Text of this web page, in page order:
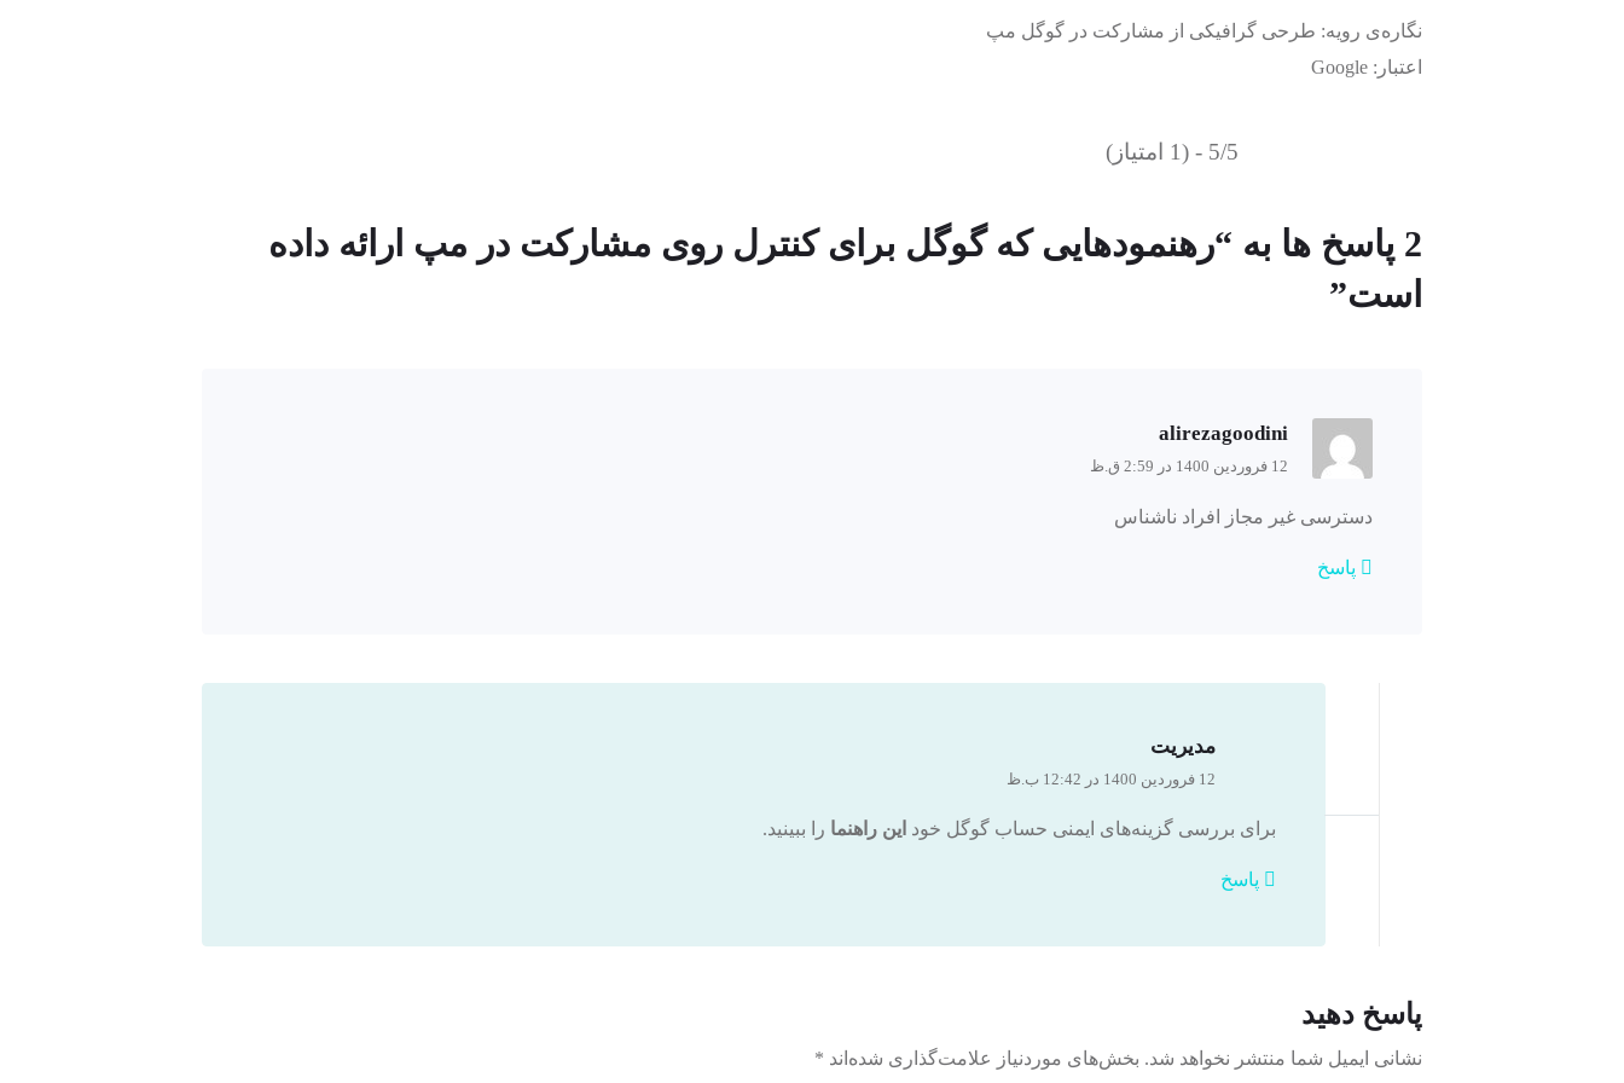
نگاره‌ی رویه: طرحی گرافیکی از مشارکت در گوگل مپ
اعتبار: Google
5/5 - (1 امتیاز)
2 پاسخ ها به “رهنمودهایی که گوگل برای کنترل روی مشارکت در مپ ارائه داده
است”
alirezagoodini
12 فروردین 1400 در 2:59 ق.ظ
دسترسی غیر مجاز افراد ناشناس
پاسخ
مدیریت
12 فروردین 1400 در 12:42 ب.ظ
برای بررسی گزینه‌های ایمنی حساب گوگل خود این راهنما را ببینید.
پاسخ
پاسخ دهید
نشانی ایمیل شما منتشر نخواهد شد. بخش‌های موردنیاز علامت‌گذاری شده‌اند *